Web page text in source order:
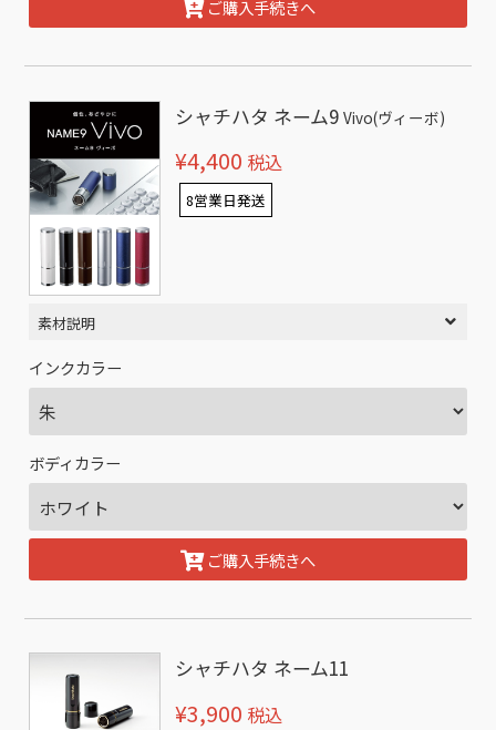
ご購入手続きへ
シャチハタ ネーム9Vivo(ヴィーボ)
¥4,400 税込
8営業日発送
素材説明
インクカラー
ボディカラー
ご購入手続きへ
シャチハタ ネーム11
¥3,900 税込